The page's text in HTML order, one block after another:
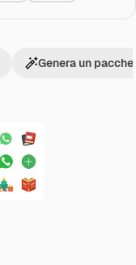
Genera un